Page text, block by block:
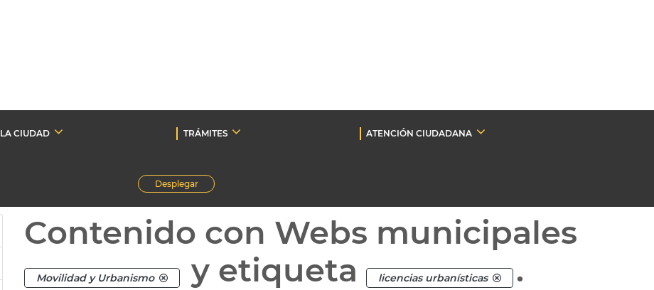
LA CIUDAD TRÁMITES
ATENCIÓN CIUDADANA
Desplegar
Contenido con Webs municipales
Movilidad y Urbanismo y etiqueta licencias urbanísticas .